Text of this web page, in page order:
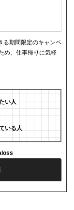
る期間限定のキャンペ
め、仕事帰りに気軽
い人
いる人